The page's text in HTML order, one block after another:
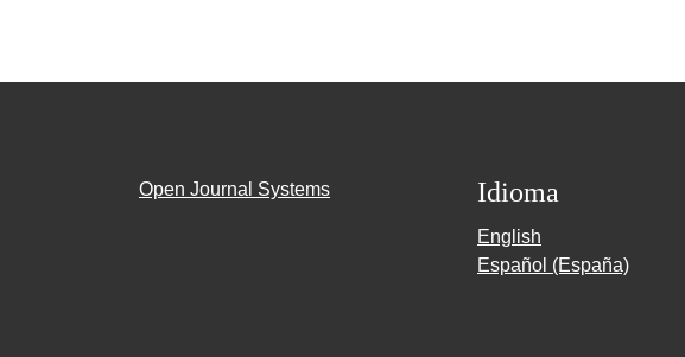
Open Journal Systems Idioma
English
Español (España)